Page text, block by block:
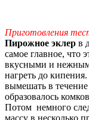
Приготовления
Пирожное эклер в
самое главное, что
вкусными и
нагреть до
вымешать в
образовалось
Потом немного
массу в несколько